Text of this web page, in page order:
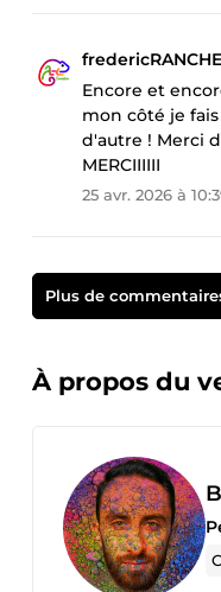
Encore et
mon côté je
d'autre ! Merci
MERCIIIIII
25 avr. 2026 à
Plus de
À propos du